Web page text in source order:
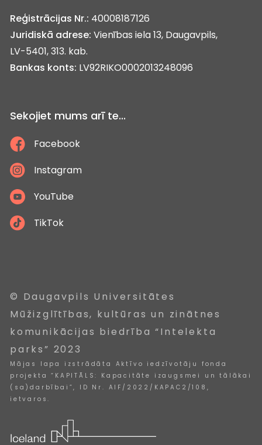
Reģistrācijas Nr.: 40008187126
Juridiskā adrese: Vienības iela 13, Daugavpils,
LV-5401, 313. kab.
Bankas konts: LV92RIKO0002013248096
Sekojiet mums arī te...
Facebook
Instagram
YouTube
TikTok
© Daugavpils Universitātes
Mūžizglītības, kultūras un zinātnes
komunikācijas biedrība “Intelekta
parks” 2023
Mājas lapa izstrādāta Aktīvo iedzīvotāju fonda
projekta “KAPITĀLS: Kapacitāte izaugsmei un tālākai
(sa)darbībai”, ID Nr. AIF/2022/KAPAC2/108,
ietvaros.